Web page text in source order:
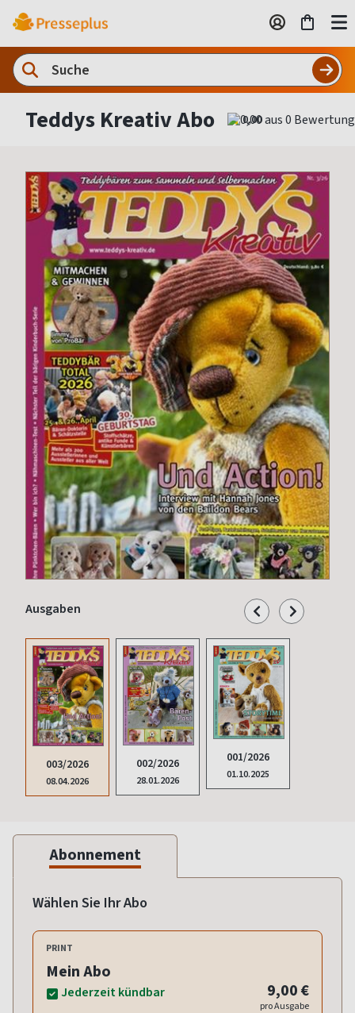
Teddys Kreativ Abo 0,00
Ausgaben
003/2026
08.04.2026
002/2026
28.01.2026
001/2026
01.10.2025
Abonnement
Wählen Sie Ihr Abo
PRINT
Mein Abo
Jederzeit kündbar 9,00 €
pro Ausgabe